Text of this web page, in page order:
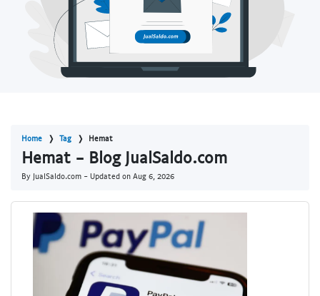
Home Tag Hemat
Hemat - Blog JualSaldo.com
By JualSaldo.com - Updated on Aug 6, 2026